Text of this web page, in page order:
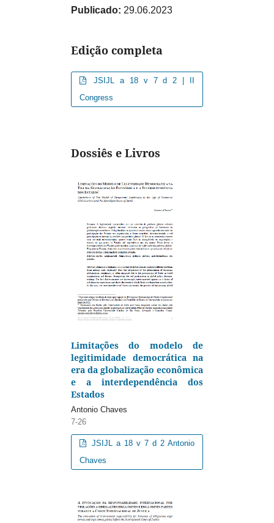
Publicado: 29.06.2023
Edição completa
JSIJL a 18 v 7 d 2 | II
Congress
Dossiês e Livros
Limitações do modelo de
legitimidade democrática na
era da globalização econômica
e a interdependência dos
Estados
Antonio Chaves
7-26
JSIJL a 18 v 7 d 2 Antonio
Chaves